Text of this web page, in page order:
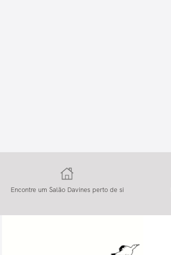
Encontre um Salão Davines perto de si